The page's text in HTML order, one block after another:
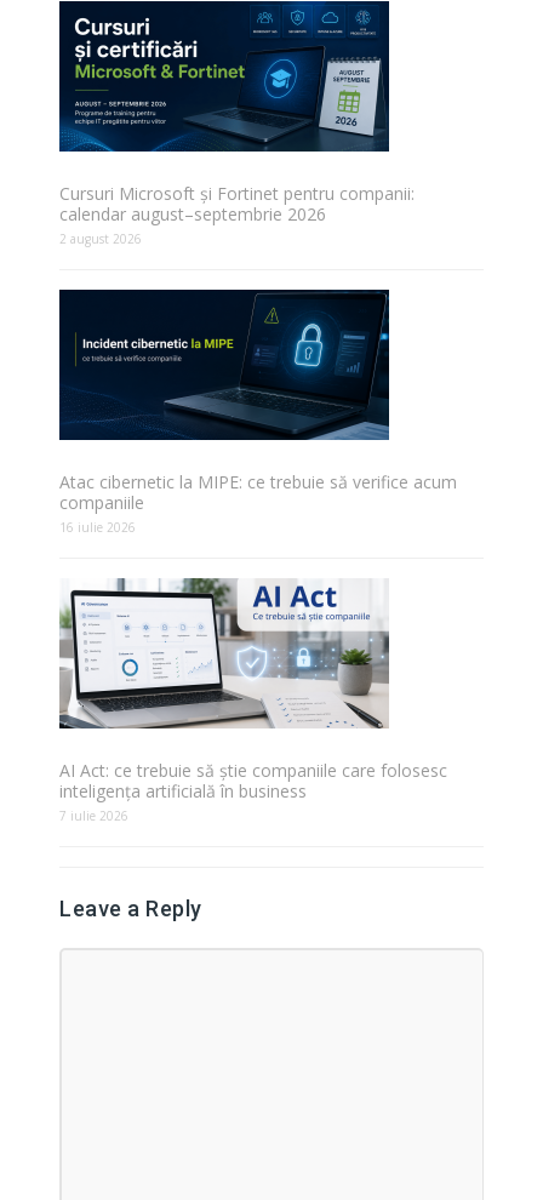
Cursuri Microsoft și Fortinet pentru companii:
calendar august–septembrie 2026
2 august 2026
Atac cibernetic la MIPE: ce trebuie să verifice acum
companiile
16 iulie 2026
AI Act: ce trebuie să știe companiile care folosesc
inteligența artificială în business
7 iulie 2026
Leave a Reply